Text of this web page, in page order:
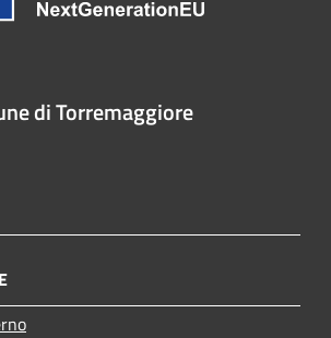
di Torremaggiore